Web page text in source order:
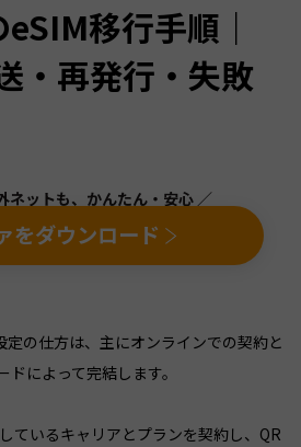
移行手順｜
・再発行・失敗
ネットも、かんたん・安心 ／
をダウンロード
の仕方は、主にオンラインでの契約と
によって完結します。
ているキャリアとプランを契約し、QR